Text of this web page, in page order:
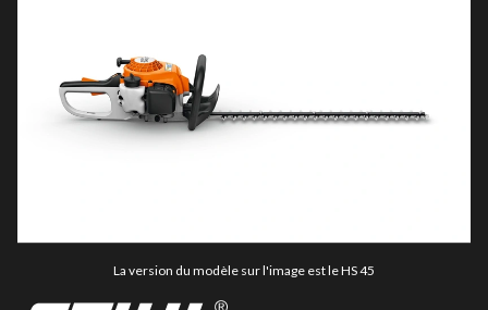
La version du modèle sur l'image est le HS 45